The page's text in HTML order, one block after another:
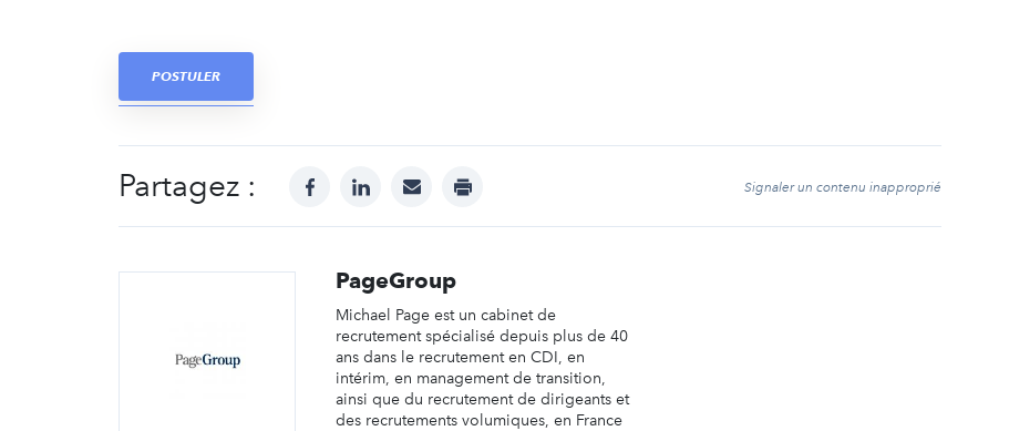
POSTULER
Partagez : facebooklinkedinmail print Signaler un contenu inapproprié
PageGroup
Michael Page est un cabinet de
recrutement spécialisé depuis plus de 40
ans dans le recrutement en CDI, en
intérim, en management de transition,
ainsi que du recrutement de dirigeants et
des recrutements volumiques, en France